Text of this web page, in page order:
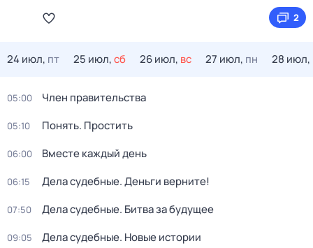
2
24 июл, пт 25 июл,сб 26 июл, вс 27 июл, пн 28 июл,
05:00 Член правительства
05:10 Понять. Простить
06:00 Вместе каждый день
06:15 Дела судебные. Деньги верните!
07:50 Дeла судебные. Битва за будущеe
09:05 Дела судебные. Новые истории